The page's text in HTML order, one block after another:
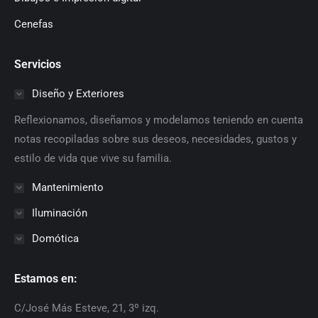
Cenefas
Servicios
Diseño y Exteriores
Reflexionamos, diseñamos y modelamos teniendo en cuenta
notas recopiladas sobre sus deseos, necesidades, gustos y
estilo de vida que vive su familia.
Mantenimiento
Iluminación
Domótica
Estamos en:
C/José Más Esteve, 21, 3º izq.